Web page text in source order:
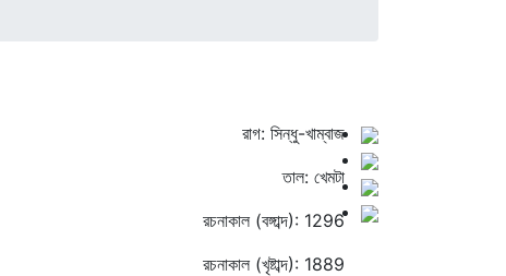
রাগ: সিন্ধু-খাম্বাজ
তাল: খেমটা
রচনাকাল (বঙ্গাব্দ): 1296
রচনাকাল (খৃষ্টাব্দ): 1889